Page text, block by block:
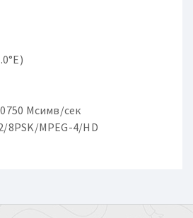
Мсимв/сек
8PSK/MPEG-4/HD